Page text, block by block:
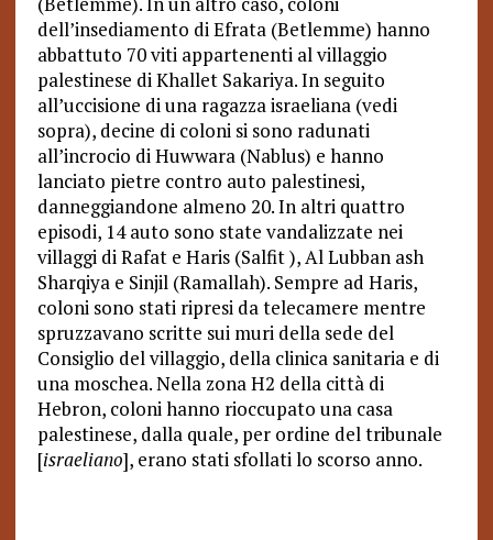
dell’insediamento di Efrata (Betlemme) hanno
abbattuto 70 viti appartenenti al villaggio
palestinese di Khallet Sakariya. In seguito
all’uccisione di una ragazza israeliana (vedi
sopra), decine di coloni si sono radunati
all’incrocio di Huwwara (Nablus) e hanno
lanciato pietre contro auto palestinesi,
danneggiandone almeno 20. In altri quattro
episodi, 14 auto sono state vandalizzate nei
villaggi di Rafat e Haris (Salfit ), Al Lubban ash
Sharqiya e Sinjil (Ramallah). Sempre ad Haris,
coloni sono stati ripresi da telecamere mentre
spruzzavano scritte sui muri della sede del
Consiglio del villaggio, della clinica sanitaria e di
una moschea. Nella zona H2 della città di
Hebron, coloni hanno rioccupato una casa
palestinese, dalla quale, per ordine del tribunale
[israeliano], erano stati sfollati lo scorso anno.